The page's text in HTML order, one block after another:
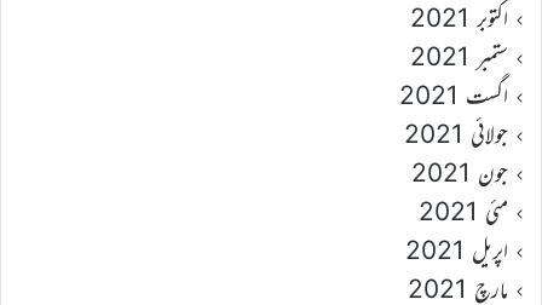
اکتوبر 2021
ستمبر 2021
اگست 2021
جولائی 2021
جون 2021
مئی 2021
اپریل 2021
مارچ 2021